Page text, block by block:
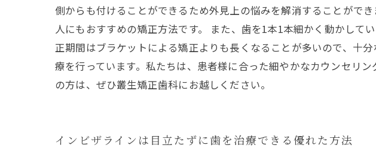
側からも付けることができるため外見上の悩みを解消することがで
人にもおすすめの矯正方法です。 また、歯を1本1本細かく動かし
正期間はブラケットによる矯正よりも長くなることが多いので、十
療を行っています。私たちは、患者様に合った細やかなカウンセリ
の方は、ぜひ叢生矯正歯科にお越しください。
インビザラインは目立たずに歯を治療できる優れた方法